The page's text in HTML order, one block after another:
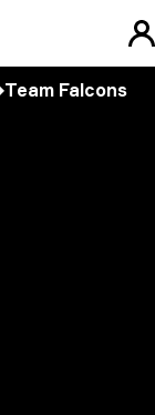
Team Falcons